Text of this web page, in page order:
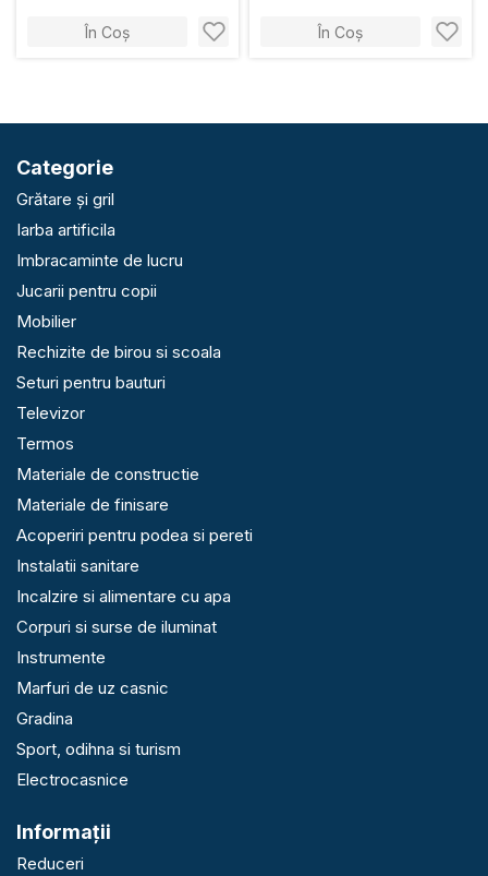
În Coș În Coș
Categorie
Grătare și gril
Iarba artificila
Imbracaminte de lucru
Jucarii pentru copii
Mobilier
Rechizite de birou si scoala
Seturi pentru bauturi
Televizor
Termos
Materiale de constructie
Materiale de finisare
Acoperiri pentru podea si pereti
Instalatii sanitare
Incalzire si alimentare cu apa
Corpuri si surse de iluminat
Instrumente
Marfuri de uz casnic
Gradina
Sport, odihna si turism
Electrocasnice
Informaţii
Reduceri